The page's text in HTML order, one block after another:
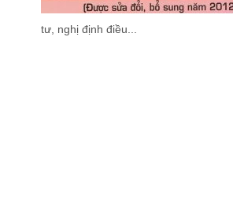
tư, nghị định điều...